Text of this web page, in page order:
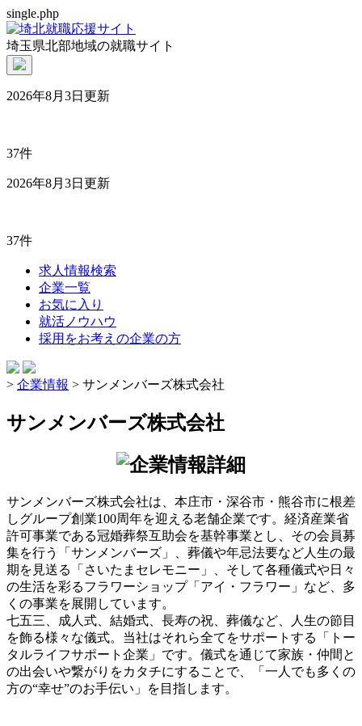
single.php
埼玉県北部地域の就職サイト
2026年8月3日更新
37件
2026年8月3日更新
37件
求人情報検索
企業一覧
お気に入り
就活ノウハウ
採用をお考えの企業の方
> 企業情報 > サンメンバーズ株式会社
サンメンバーズ株式会社
サンメンバーズ株式会社は、本庄市・深谷市・熊谷市に根差
しグループ創業100周年を迎える老舗企業です。経済産業省
許可事業である冠婚葬祭互助会を基幹事業とし、その会員募
集を行う「サンメンバーズ」、葬儀や年忌法要など人生の最
期を見送る「さいたまセレモニー」、そして各種儀式や日々
の生活を彩るフラワーショップ「アイ・フラワー」など、多
くの事業を展開しています。
七五三、成人式、結婚式、長寿の祝、葬儀など、人生の節目
を飾る様々な儀式。当社はそれら全てをサポートする「トー
タルライフサポート企業」です。儀式を通じて家族・仲間と
の出会いや繋がりをカタチにすることで、「一人でも多くの
方の“幸せ”のお手伝い」を目指します。